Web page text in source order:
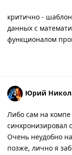
критично -
данных с
функционалом
Юрий
Либо сам на компе
синхронизировал
Очень неудобно
позже, лично я